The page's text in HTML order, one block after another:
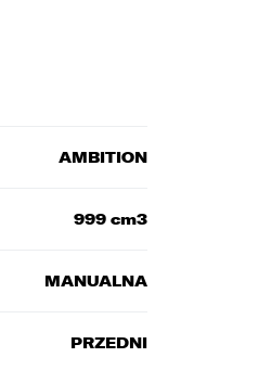
AMBITION
999 cm3
MANUALNA
PRZEDNI